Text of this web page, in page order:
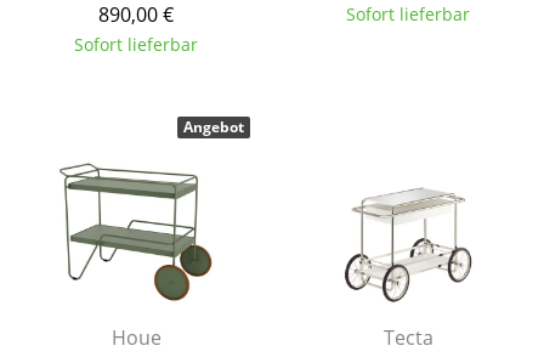
... alle Accessoires
Wohnzimmer
Esszimmer
Schlafzimmer
Kinderzimmer
890,00 €
Sofort lieferbar
Sofort lieferbar
Houe
Angebot
Tecta